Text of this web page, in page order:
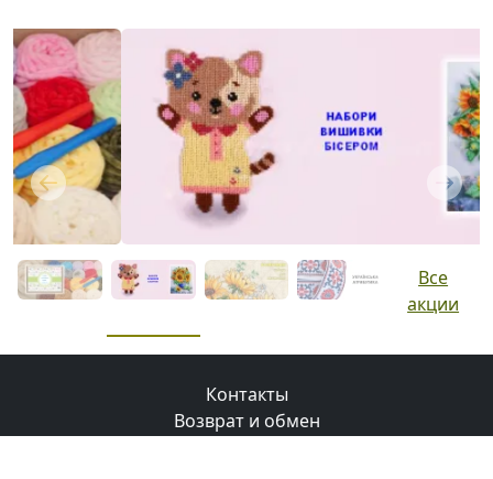
Previous Next
Все
акции
Контакты
Возврат и обмен